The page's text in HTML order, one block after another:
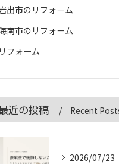
出市のリフォーム
南市のリフォーム
リフォーム
近の投稿 Recent
2026/07/23